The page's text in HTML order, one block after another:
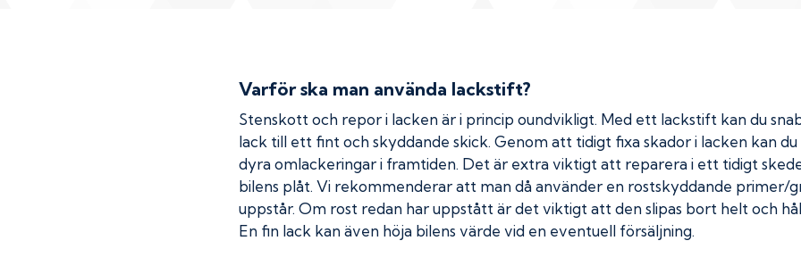
Varför ska man använda lackstift?
Stenskott och repor i lacken är i princip oundvikligt. Med ett lackstift kan du
lack till ett fint och skyddande skick. Genom att tidigt fixa skador i lacken kan
dyra omlackeringar i framtiden. Det är extra viktigt att reparera i ett tidigt
bilens plåt. Vi rekommenderar att man då använder en rostskyddande primer/
uppstår. Om rost redan har uppstått är det viktigt att den slipas bort helt och
En fin lack kan även höja bilens värde vid en eventuell försäljning.